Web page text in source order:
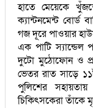
হাতে মেয়েকে
ক্যান্টনমেন্ট বোর্ড
গজ দূরে পাওয়ার
এক পাটি স্যান্ডেল
দুটো মুঠোফোন ও
ভেতর রাত সাড়ে
পুলিশের
চিকিৎসকেরা তাঁকে